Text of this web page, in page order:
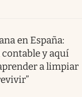
en España:
contable y aquí
a limpiar